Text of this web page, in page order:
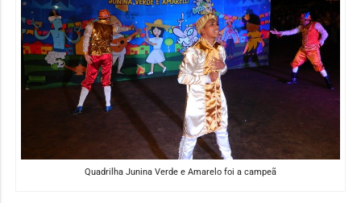
Quadrilha Junina Verde e Amarelo foi a campeã